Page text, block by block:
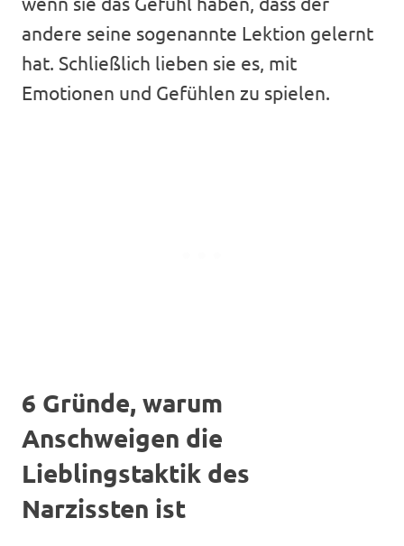
andere seine sogenannte Lektion gelernt
hat. Schließlich lieben sie es, mit
Emotionen und Gefühlen zu spielen.
6 Gründe, warum
Anschweigen die
Lieblingstaktik des
Narzissten ist